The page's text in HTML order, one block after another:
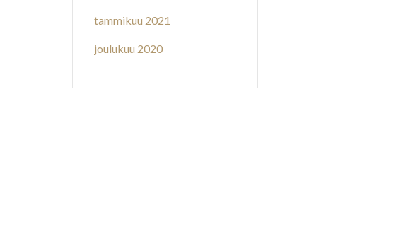
tammikuu 2021
joulukuu 2020